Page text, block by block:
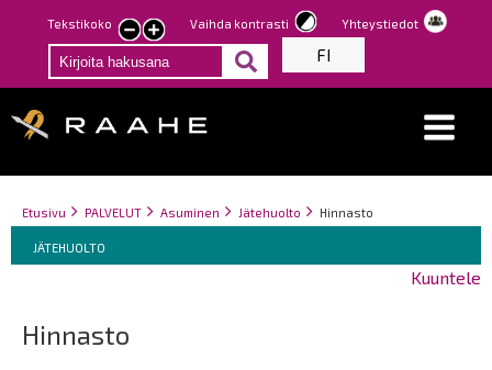
Hyppää
pääsisältöön
Tekstikoko
Pienennä
tekstin
kokoa
Suurenna
tekstin
kokoa
Vaihda kontrasti Yhteystiedot
FI
Breadcrumbs
You
are
here:
Etusivu PALVELUT Asuminen Jätehuolto Hinnasto
Breadcrumbs
You
are
JÄTEHUOLTO
Kuuntele
Hinnasto